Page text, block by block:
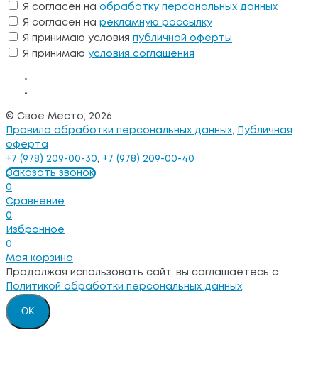
Я согласен на обработку персональных данных
Я согласен на рекламную рассылку
Я принимаю условия публичной оферты
Я принимаю условия соглашения
© Свое Место, 2026
Правила обработки персональных данных,
Публичная
оферта
+7 (978) 209-00-30, +7 (978) 209-00-40
Заказать звонок
0
Сравнение
0
Избранное
0
Моя корзина
Продолжая использовать сайт, вы соглашаетесь с
Политикой обработки персональных данных.
OK